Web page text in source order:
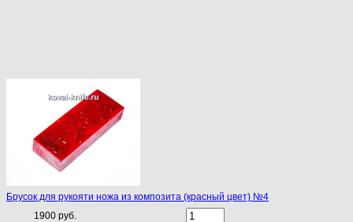
Брусок для рукояти ножа из композита (красный цвет) №4
1900 руб.